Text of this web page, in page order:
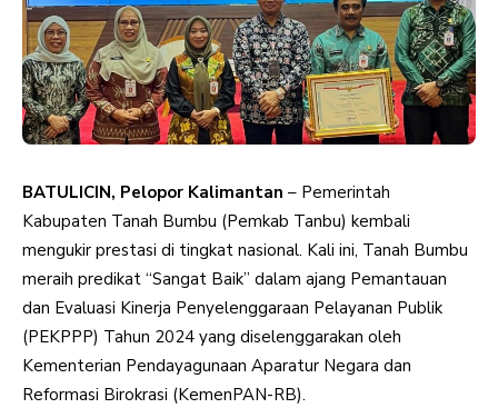
BATULICIN, Pelopor Kalimantan – Pemerintah
Kabupaten Tanah Bumbu (Pemkab Tanbu) kembali
mengukir prestasi di tingkat nasional. Kali ini, Tanah Bumbu
meraih predikat “Sangat Baik” dalam ajang Pemantauan
dan Evaluasi Kinerja Penyelenggaraan Pelayanan Publik
(PEKPPP) Tahun 2024 yang diselenggarakan oleh
Kementerian Pendayagunaan Aparatur Negara dan
Reformasi Birokrasi (KemenPAN-RB).